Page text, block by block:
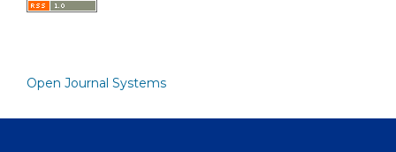
Open Journal Systems